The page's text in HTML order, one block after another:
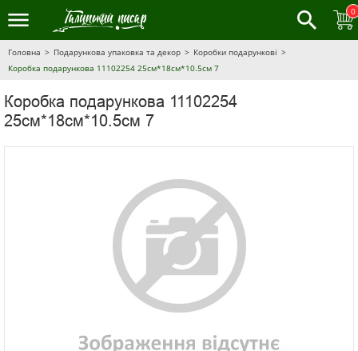
0
Головна Подарункова упаковка та декор
Коробки подарункові
Коробка подарункова 11102254 25см*18см*10.5см 7
Коробка подарункова 11102254
25см*18см*10.5см 7